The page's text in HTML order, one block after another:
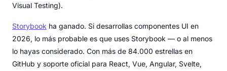
Visual Testing).
Storybook ha ganado. Si desarrollas componentes UI en
2026, lo más probable es que uses Storybook — o al menos
lo hayas considerado. Con más de 84.000 estrellas en
GitHub y soporte oficial para React, Vue, Angular, Svelte,